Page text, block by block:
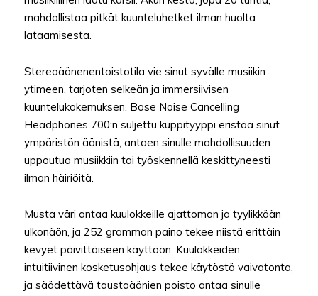
mahdollistaa pitkät kuunteluhetket ilman huolta
lataamisesta.
Stereoäänenentoistotila vie sinut syvälle musiikin
ytimeen, tarjoten selkeän ja immersiivisen
kuuntelukokemuksen. Bose Noise Cancelling
Headphones 700:n suljettu kuppityyppi eristää sinut
ympäristön äänistä, antaen sinulle mahdollisuuden
uppoutua musiikkiin tai työskennellä keskittyneesti
ilman häiriöitä.
Musta väri antaa kuulokkeille ajattoman ja tyylikkään
ulkonäön, ja 252 gramman paino tekee niistä erittäin
kevyet päivittäiseen käyttöön. Kuulokkeiden
intuitiivinen kosketusohjaus tekee käytöstä vaivatonta,
ja säädettävä taustaäänien poisto antaa sinulle